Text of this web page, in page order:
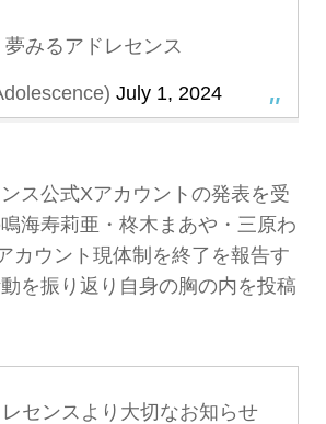
みるアドレセンス
July 1, 2024
ス公式Xアカウントの発表を受
海寿莉亜・柊木まあや・三原わ
カウント現体制を終了を報告す
を振り返り自身の胸の内を投稿
センスより大切なお知らせ